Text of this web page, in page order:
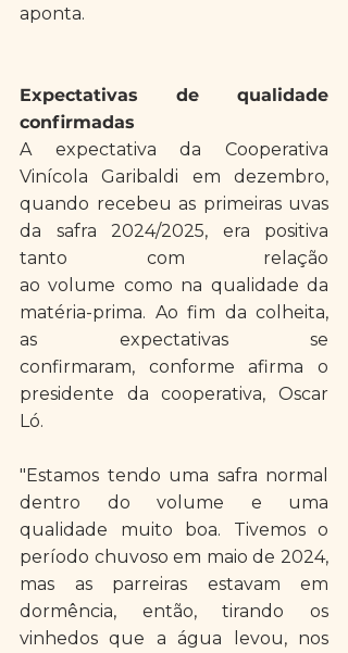
aponta.
Expectativas de qualidade
confirmadas
A expectativa da Cooperativa
Vinícola Garibaldi em dezembro,
quando recebeu as primeiras uvas
da safra 2024/2025, era positiva
tanto com relação
ao volume como na qualidade da
matéria-prima. Ao fim da colheita,
as expectativas se
confirmaram, conforme afirma o
presidente da cooperativa, Oscar
Ló.
"Estamos tendo uma safra normal
dentro do volume e uma
qualidade muito boa. Tivemos o
período chuvoso em maio de 2024,
mas as parreiras estavam em
dormência, então, tirando os
vinhedos que a água levou, nos